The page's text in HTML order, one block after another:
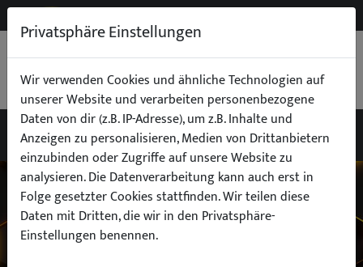
0,00 €
Wähle dein Auto
finde alle passenden Teile schnell und
Privatsphäre Einstellungen
Wir verwenden Cookies und ähnliche Technologien auf
unserer Website und verarbeiten personenbezogene
Daten von dir (z.B. IP-Adresse), um z.B. Inhalte und
Anzeigen zu personalisieren, Medien von Drittanbietern
einzubinden oder Zugriffe auf unsere Website zu
analysieren. Die Datenverarbeitung kann auch erst in
Folge gesetzter Cookies stattfinden. Wir teilen diese
Daten mit Dritten, die wir in den Privatsphäre-
Einstellungen benennen.